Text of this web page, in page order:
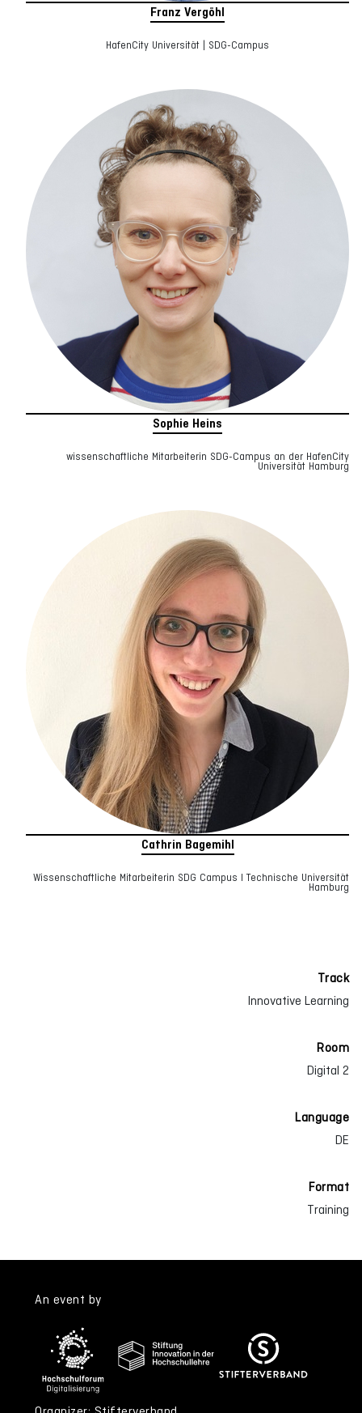
Franz Vergöhl
HafenCity Universität | SDG-Campus
Sophie Heins
wissenschaftliche Mitarbeiterin SDG-Campus an der HafenCity
Universität Hamburg
Cathrin Bagemihl
Wissenschaftliche Mitarbeiterin SDG Campus I Technische Universität
Hamburg
Track
Innovative Learning
Room
Digital 2
Language
DE
Format
Training
An event by